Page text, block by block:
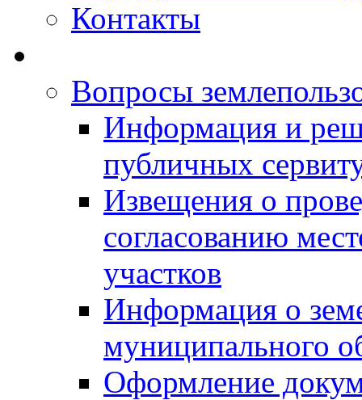
Контакты
Вопросы
Информация и
публичных
Извещения о
согласованию
участков
Информация о
муниципального
Оформление